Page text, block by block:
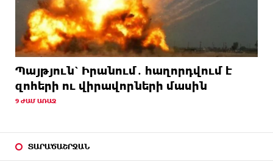
Պայթյուն՝ Իրանում․ հաղորդվում է
զոհերի ու վիրավորների մասին
9 ԺԱՄ ԱՌԱՋ
ՏԱՐԱԾԱՇՐՋԱՆ